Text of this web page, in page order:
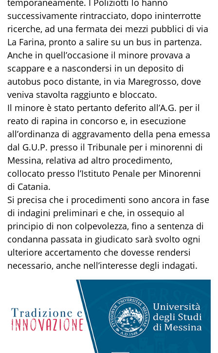
temporaneamente. I Poliziotti lo hanno
successivamente rintracciato, dopo ininterrotte
ricerche, ad una fermata dei mezzi pubblici di via
La Farina, pronto a salire su un bus in partenza.
Anche in quell’occasione il minore provava a
scappare e a nascondersi in un deposito di
autobus poco distante, in via Maregrosso, dove
veniva stavolta raggiunto e bloccato.
Il minore è stato pertanto deferito all’A.G. per il
reato di rapina in concorso e, in esecuzione
all’ordinanza di aggravamento della pena emessa
dal G.U.P. presso il Tribunale per i minorenni di
Messina, relativa ad altro procedimento,
collocato presso l’Istituto Penale per Minorenni
di Catania.
Si precisa che i procedimenti sono ancora in fase
di indagini preliminari e che, in ossequio al
principio di non colpevolezza, fino a sentenza di
condanna passata in giudicato sarà svolto ogni
ulteriore accertamento che dovesse rendersi
necessario, anche nell’interesse degli indagati.